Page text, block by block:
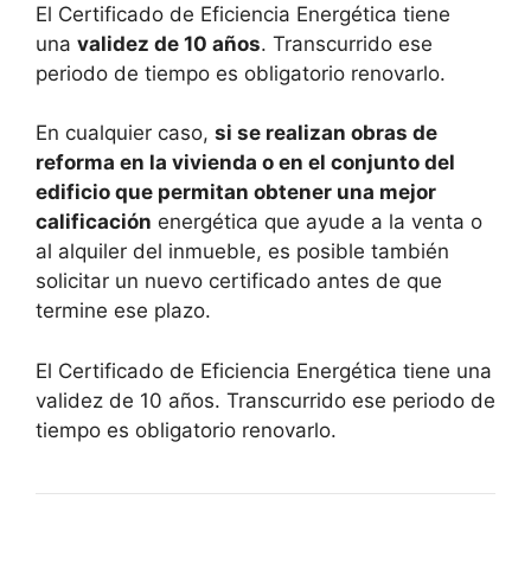
El Certificado de Eficiencia Energética tiene
una validez de 10 años. Transcurrido ese
periodo de tiempo es obligatorio renovarlo.
En cualquier caso, si se realizan obras de
reforma en la vivienda o en el conjunto del
edificio que permitan obtener una mejor
calificación energética que ayude a la venta o
al alquiler del inmueble, es posible también
solicitar un nuevo certificado antes de que
termine ese plazo.
El Certificado de Eficiencia Energética tiene una
validez de 10 años. Transcurrido ese periodo de
tiempo es obligatorio renovarlo.